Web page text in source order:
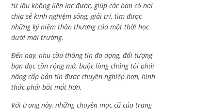
từ lâu không liên lạc được, giúp các bạn có nơi
chia sẻ kinh nghiệm sống, giải trí, tìm được
những kỷ niệm thân thương của một thời học
dưới mái trường.
Đến nay, nhu cầu thông tin đa dạng, đối tượng
bạn đọc cần rộng mở, buộc lòng chúng tôi phải
nâng cấp bản tin được chuyên nghiệp hơn, hình
thức phải bắt mắt hơn.
Với trang này, những chuyên mục cũ của trang